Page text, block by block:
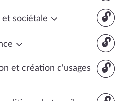
🔓
sociétale
🔓
🔓
et création d'usages